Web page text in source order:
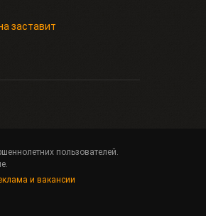
заставит
пользователей.
и вакансии